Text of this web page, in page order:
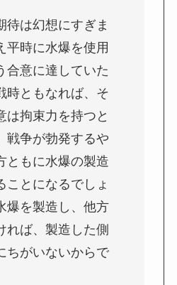
待は幻想にすぎま
平時に水爆を使用
合意に達していた
時ともなれば、そ
は拘束力を持つと
戦争が勃発するや
ともに水爆の製造
ことになるでしょ
爆を製造し、他方
れば、製造した側
ちがいないからで